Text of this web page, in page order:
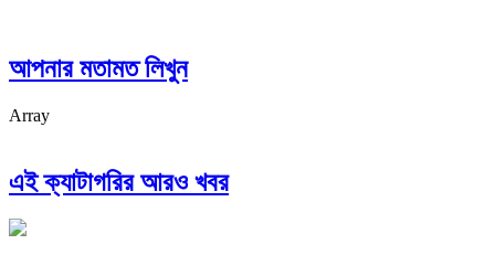
আপনার মতামত লিখুন
Array
এই ক্যাটাগরির আরও খবর